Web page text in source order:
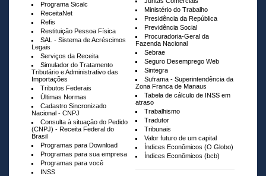
Programa Sicalc
ReceitaNet
Refis
Restituição Pessoa Física
SAL - Sistema de Acréscimos
Legais
Serviços da Receita
Simulador do Tratamento
Tributário e Administrativo das
Importações
Tributos Federais
Últimas Normas
Cadastro Sincronizado
Nacional - CNPJ
Consulta à situação do Pedido
(CNPJ) - Receita Federal do
Brasil
Programas para Download
Programas para sua empresa
Programas para você
INSS
Ministério do Trabalho
Presidência da República
Previdência Social
Procuradoria-Geral da
Fazenda Nacional
Sebrae
Seguro Desemprego Web
Sintegra
Suframa - Superintendência da
Zona Franca de Manaus
Tabela de cálculo de INSS em
atraso
Trabalhismo
Tradutor
Tribunais
Valor futuro de um capital
Índices Econômicos (O Globo)
Índices Econômicos (bcb)